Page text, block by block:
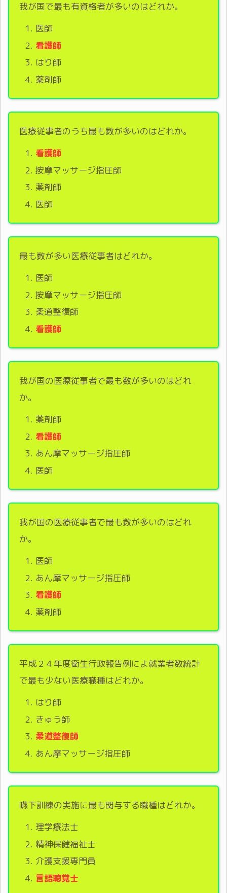
我が国で最も有資格者が多いのはどれか。
医師
看護師
はり師
薬剤師
医療従事者のうち最も数が多いのはどれか。
看護師
按摩マッサージ指圧師
薬剤師
医師
最も数が多い医療従事者はどれか。
医師
按摩マッサージ指圧師
柔道整復師
看護師
我が国の医療従事者で最も数が多いのはどれ
か。
薬剤師
看護師
あん摩マッサージ指圧師
医師
我が国の医療従事者で最も数が多いのはどれ
か。
医師
あん摩マッサージ指圧師
看護師
薬剤師
平成２４年度衛生行政報告例によ就業者数統計
で最も少ない医療職種はどれか。
はり師
きゅう師
柔道整復師
あん摩マッサージ指圧師
嚥下訓練の実施に最も関与する職種はどれか。
理学療法士
精神保健福祉士
介護支援専門員
言語聴覚士